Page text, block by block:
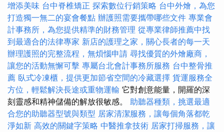
增添美味 台中脊椎矯正 探索數位行銷策略 台中外燴，為您
打造獨一無二的宴會餐點 辦護照需要攜帶哪些文件 專業會
計事務所，為您提供精準的財務管理 從專業律師推薦中找
到最適合的法律專家 新店的護理之家，關心長者的每一天
辦理護照的完整流程，無煩惱申請 尋找優質的外燴廠商，
讓您的活動無懈可擊 專屬台北會計事務所服務 台中整骨推
薦 臥式冷凍櫃，提供更加節省空間的冷藏選擇 貨運服務全
方位，輕鬆解決長途或重物運輸 它對創意能量，開羅的深
刻靈感和精神儲備的解放很敏感。 助聽器種類，挑選最適
合您的助聽器型號與類型 居家清潔服務，讓每個角落都乾
淨如新 高效的關鍵字策略 中醫推拿技術 居家打掃服務，讓